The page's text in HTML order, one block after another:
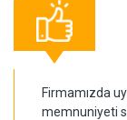
Firmamızda
memnuniyeti